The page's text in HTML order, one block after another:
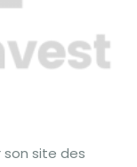
site des